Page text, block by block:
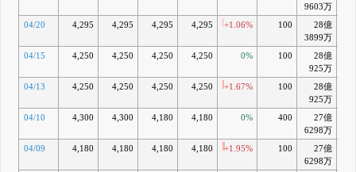
9603万
04/20 4,295 4,295 4,295 4,295 +1.06% 100
28億
3899万
04/15 4,250 4,250 4,250 4,250 0% 100
28億
925万
04/13 4,250 4,250 4,250 4,250 +1.67% 100
28億
925万
04/10 4,300 4,300 4,180 4,180 0% 400
27億
6298万
04/09 4,180 4,180 4,180 4,180 +1.95% 100
27億
6298万